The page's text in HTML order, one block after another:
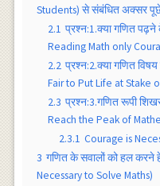
Students) से संबंधित अक्सर
2.1 प्रश्न:1.क्या गणित पढ़ने
Reading Math only
2.2 प्रश्न:2.क्या गणित
Fair to Put Life at Stake
2.3 प्रश्न:3.गणित रूपी
Reach the Peak of
2.3.1 Courage is
3 गणित के सवालों को हल
Necessary to Solve Maths)